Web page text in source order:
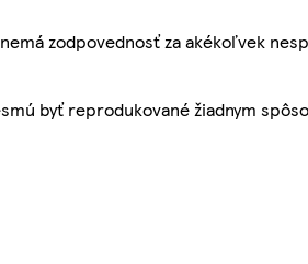
zodpovednosť za akékoľvek
byť reprodukované žiadnym